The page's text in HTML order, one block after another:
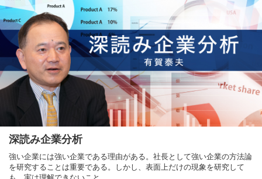
深読み企業分析
強い企業には強い企業である理由がある。社長として強い企業の方法論
を研究することは重要である。しかし、表面上だけの現象を研究して